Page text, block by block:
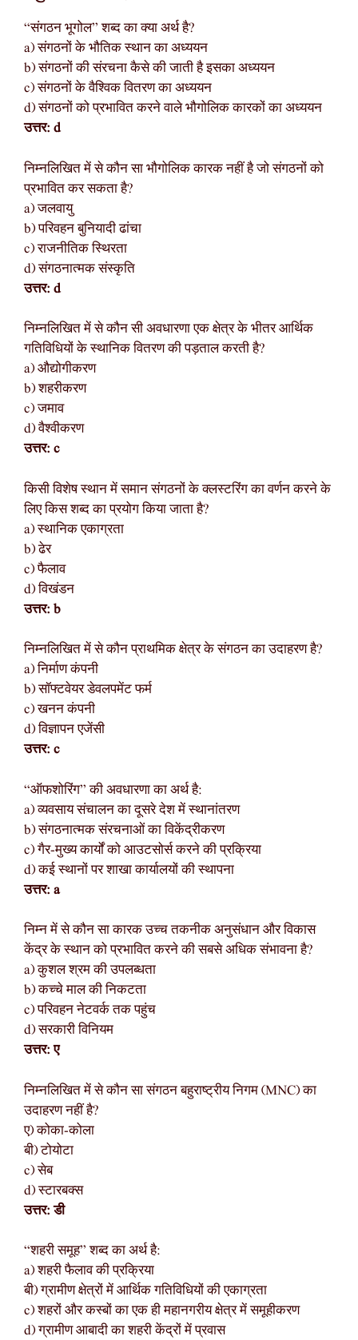
“संगठन भूगोल” शब्द का क्या अर्थ है?
a) संगठनों के भौतिक स्थान का अध्ययन
b) संगठनों की संरचना कैसे की जाती है इसका अध्ययन
c) संगठनों के वैश्विक वितरण का अध्ययन
d) संगठनों को प्रभावित करने वाले भौगोलिक कारकों का अध्ययन
उत्तर: d
निम्नलिखित में से कौन सा भौगोलिक कारक नहीं है जो संगठनों को
प्रभावित कर सकता है?
a) जलवायु
b) परिवहन बुनियादी ढांचा
c) राजनीतिक स्थिरता
d) संगठनात्मक संस्कृति
उत्तर: d
निम्नलिखित में से कौन सी अवधारणा एक क्षेत्र के भीतर आर्थिक
गतिविधियों के स्थानिक वितरण की पड़ताल करती है?
a) औद्योगीकरण
b) शहरीकरण
c) जमाव
d) वैश्वीकरण
उत्तर: c
किसी विशेष स्थान में समान संगठनों के क्लस्टरिंग का वर्णन करने के
लिए किस शब्द का प्रयोग किया जाता है?
a) स्थानिक एकाग्रता
b) ढेर
c) फैलाव
d) विखंडन
उत्तर: b
निम्नलिखित में से कौन प्राथमिक क्षेत्र के संगठन का उदाहरण है?
a) निर्माण कंपनी
b) सॉफ्टवेयर डेवलपमेंट फर्म
c) खनन कंपनी
d) विज्ञापन एजेंसी
उत्तर: c
“ऑफशोरिंग” की अवधारणा का अर्थ है:
a) व्यवसाय संचालन का दूसरे देश में स्थानांतरण
b) संगठनात्मक संरचनाओं का विकेंद्रीकरण
c) गैर-मुख्य कार्यों को आउटसोर्स करने की प्रक्रिया
d) कई स्थानों पर शाखा कार्यालयों की स्थापना
उत्तर: a
निम्न में से कौन सा कारक उच्च तकनीक अनुसंधान और विकास
केंद्र के स्थान को प्रभावित करने की सबसे अधिक संभावना है?
a) कुशल श्रम की उपलब्धता
b) कच्चे माल की निकटता
c) परिवहन नेटवर्क तक पहुंच
d) सरकारी विनियम
उत्तर: ए
निम्नलिखित में से कौन सा संगठन बहुराष्ट्रीय निगम (MNC) का
उदाहरण नहीं है?
ए) कोका-कोला
बी) टोयोटा
c) सेब
d) स्टारबक्स
उत्तर: डी
“शहरी समूह” शब्द का अर्थ है:
a) शहरी फैलाव की प्रक्रिया
बी) ग्रामीण क्षेत्रों में आर्थिक गतिविधियों की एकाग्रता
c) शहरों और कस्बों का एक ही महानगरीय क्षेत्र में समूहीकरण
d) ग्रामीण आबादी का शहरी केंद्रों में प्रवास